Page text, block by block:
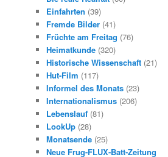
Einfahrten (39)
Fremde Bilder (41)
Früchte am Freitag (76)
Heimatkunde (320)
Historische Wissenschaft (21)
Hut-Film (117)
Informel des Monats (23)
Internationalismus (206)
Lebenslauf (81)
LookUp (28)
Monatsende (25)
Neue Frug-FLUX-Batt-Zeitung